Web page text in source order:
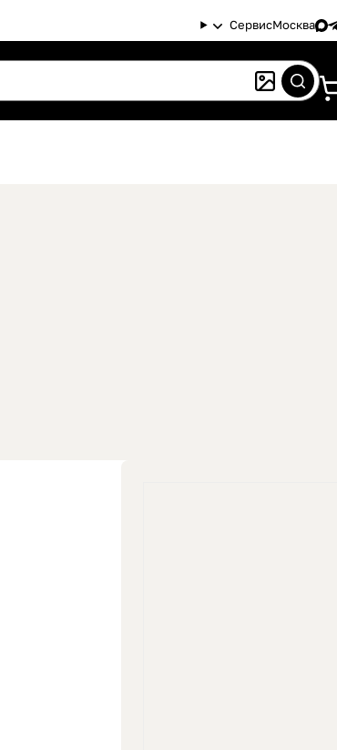
СервисМосква